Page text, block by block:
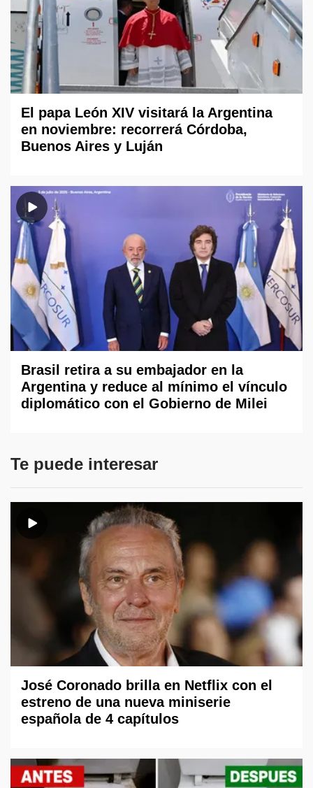
El papa León XIV visitará la Argentina
en noviembre: recorrerá Córdoba,
Buenos Aires y Luján
Brasil retira a su embajador en la
Argentina y reduce al mínimo el vínculo
diplomático con el Gobierno de Milei
Te puede interesar
José Coronado brilla en Netflix con el
estreno de una nueva miniserie
española de 4 capítulos